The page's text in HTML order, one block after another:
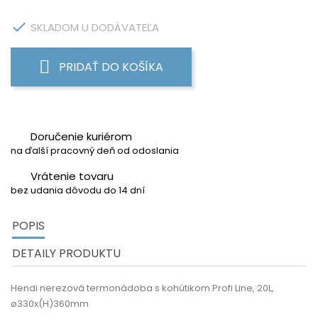
 SKLADOM U DODÁVATEĽA
PRIDAŤ DO KOŠÍKA
Doručenie kuriérom
na ďalší pracovný deň od odoslania
Vrátenie tovaru
bez udania dôvodu do 14 dní
POPIS
DETAILY PRODUKTU
Hendi nerezová termonádoba s kohútikom Profi Line, 20L,
ø330x(H)360mm